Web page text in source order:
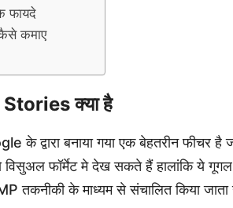
फायदे
कमाए
क्या है
के द्वारा बनाया गया एक बेहतरीन फीचर
फॉर्मेट मे देख सकते हैं हालांकि ये
तकनीकी के माध्यम से संचालित किया जाता